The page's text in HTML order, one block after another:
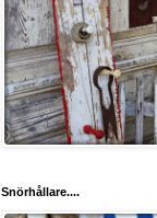
Snörhållare....